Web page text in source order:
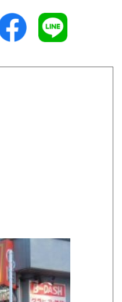
静岡県
三重県
京都府 600円
福岡県
長崎県
大分県